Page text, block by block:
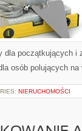
dla początkujących i
osób polujących
NIERUCHOMOŚCI